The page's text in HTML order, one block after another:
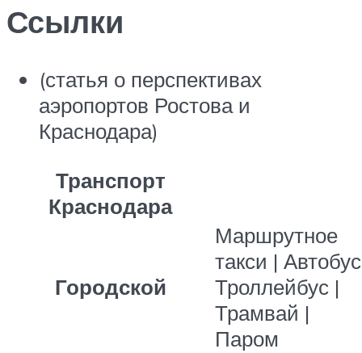
Ссылки
(статья о перспективах
аэропортов Ростова и
Краснодара)
Транспорт
Краснодара
Городской
Маршрутное
такси |
Троллейбус |
Трамвай |
Паром